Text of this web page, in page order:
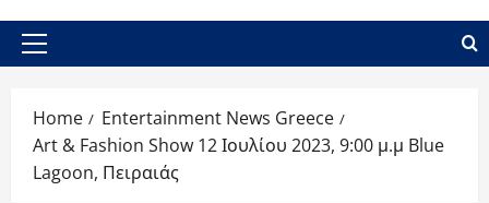
Primary
Home
Entertainment News Greece
Art & Fashion Show 12 Ιουλίου 2023, 9:00 μ.μ Blue
Lagoon, Πειραιάς